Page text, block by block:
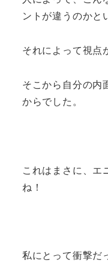
ントが違うのかと
それによって視点
そこから自分の内
からでした。
これはまさに、エ
ね！
私にとって衝撃だ